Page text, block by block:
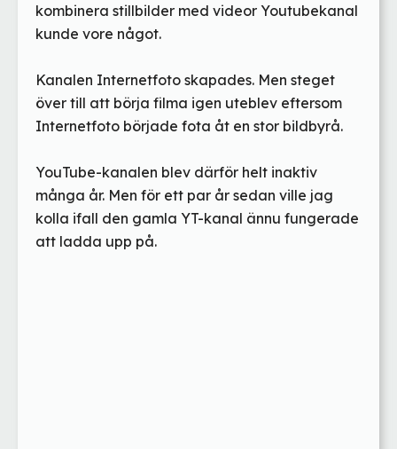
kombinera stillbilder med videor Youtubekanal
kunde vore något.
Kanalen Internetfoto skapades. Men steget
över till att börja filma igen uteblev eftersom
Internetfoto började fota åt en stor bildbyrå.
YouTube-kanalen blev därför helt inaktiv
många år. Men för ett par år sedan ville jag
kolla ifall den gamla YT-kanal ännu fungerade
att ladda upp på.